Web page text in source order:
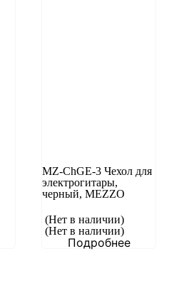
MZ-ChGE-3 Чехол для
электрогитары,
черный, MEZZO
(Нет в наличии)
(Нет в наличии)
Подробнее